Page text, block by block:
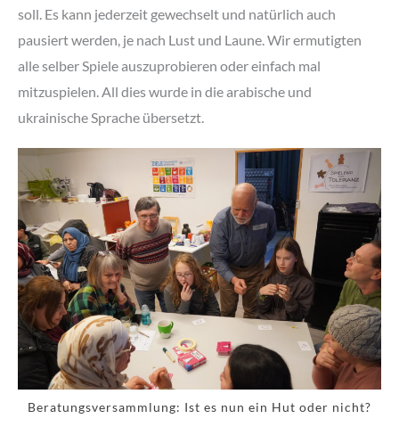
soll. Es kann jederzeit gewechselt und natürlich auch
pausiert werden, je nach Lust und Laune. Wir ermutigten
alle selber Spiele auszuprobieren oder einfach mal
mitzuspielen. All dies wurde in die arabische und
ukrainische Sprache übersetzt.
Beratungsversammlung: Ist es nun ein Hut oder nicht?